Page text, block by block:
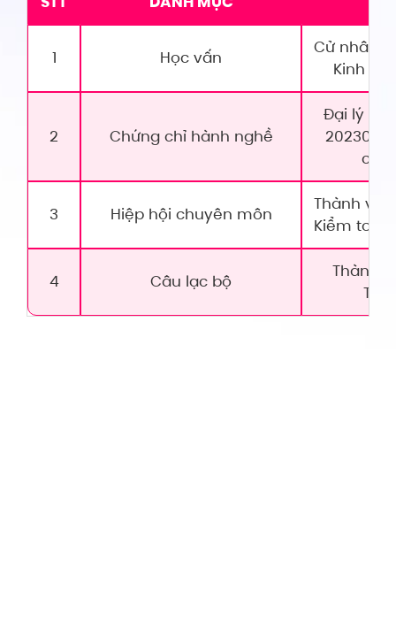
1 Học vấn
Cử nhân
Kinh tế
2 Chứng chỉ hành nghề
Đại lý
cục
3 Hiệp hội chuyên môn
Thành
Kiểm toán
4 Câu lạc bộ
Thành